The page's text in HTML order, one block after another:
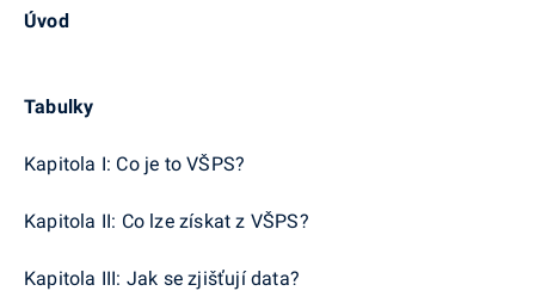
Úvod
Tabulky
Kapitola I: Co je to VŠPS?
Kapitola II: Co lze získat z VŠPS?
Kapitola III: Jak se zjišťují data?